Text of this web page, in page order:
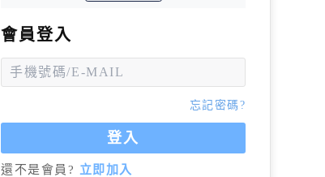
會員登入
忘記密碼?
登入
還不是會員? 立即加入